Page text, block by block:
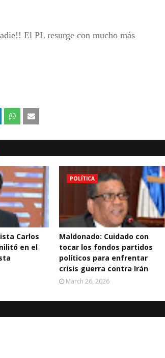
El PL resurge con mucho más
Carlos
en el
POLÍTICA
Maldonado: Cuidado con
tocar los fondos partidos
políticos para enfrentar
crisis guerra contra Irán
March 26, 2026